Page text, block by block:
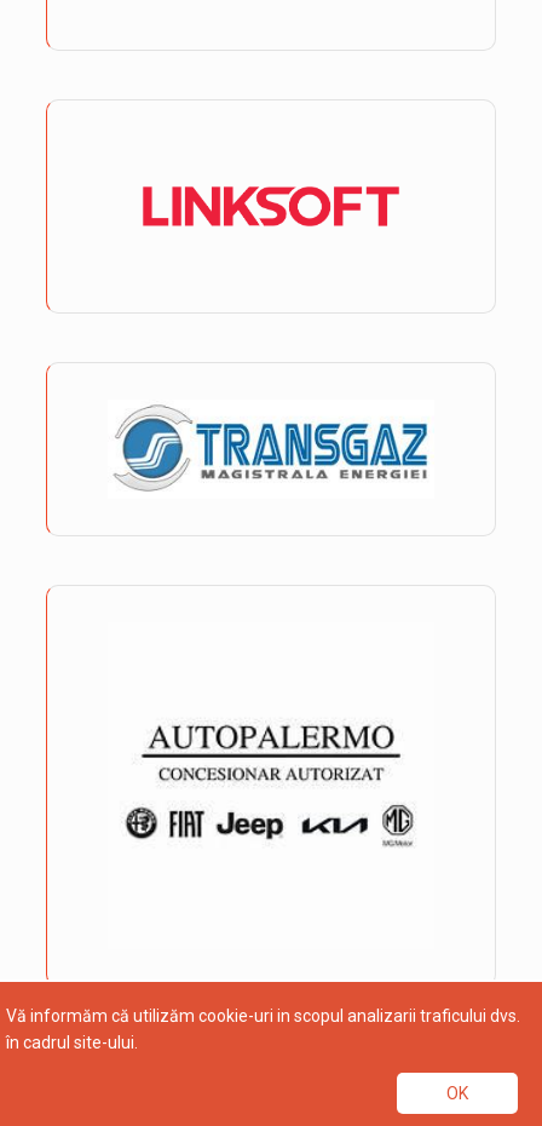
Vă informăm că utilizăm cookie-uri in scopul analizarii traficului dvs.
în cadrul site-ului.
OK